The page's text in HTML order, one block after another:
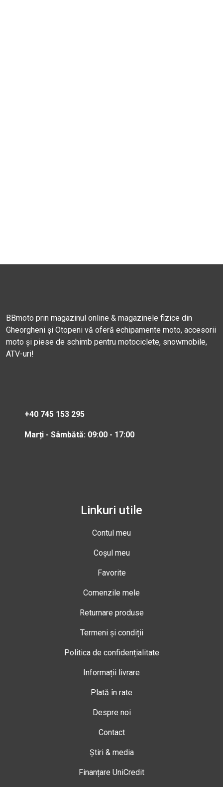
BBmoto prin magazinul online & magazinele fizice din
Gheorgheni și Otopeni vă oferă echipamente moto, accesorii
moto și piese de schimb pentru motociclete, snowmobile,
ATV-uri!
+40 745 153 295
Marți - Sâmbătă: 09:00 - 17:00
Linkuri utile
Contul meu
Coșul meu
Favorite
Comenzile mele
Returnare produse
Termeni și condiții
Politica de confidențialitate
Informații livrare
Plată în rate
Despre noi
Contact
Știri & media
Finanțare UniCredit